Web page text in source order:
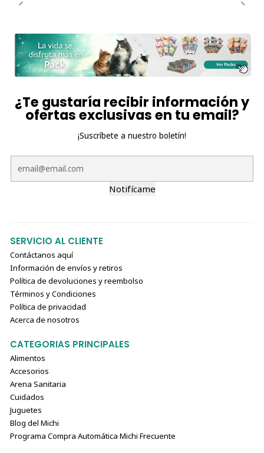
¿Te gustaría recibir información y
ofertas exclusivas en tu email?
¡Suscríbete a nuestro boletín!
Notifícame
SERVICIO AL CLIENTE
Contáctanos aquí
Información de envíos y retiros
Política de devoluciones y reembolso
Términos y Condiciones
Política de privacidad
Acerca de nosotros
CATEGORIAS PRINCIPALES
Alimentos
Accesorios
Arena Sanitaria
Cuidados
Juguetes
Blog del Michi
Programa Compra Automática Michi Frecuente